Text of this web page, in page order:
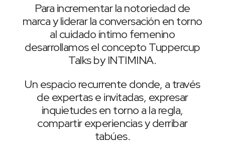
Para incrementar la notoriedad de
marca y liderar la conversación en torno
al cuidado íntimo femenino
desarrollamos el concepto Tuppercup
Talks by INTIMINA.
Un espacio recurrente donde, a través
de expertas e invitadas, expresar
inquietudes en torno a la regla,
compartir experiencias y derribar
tabúes.